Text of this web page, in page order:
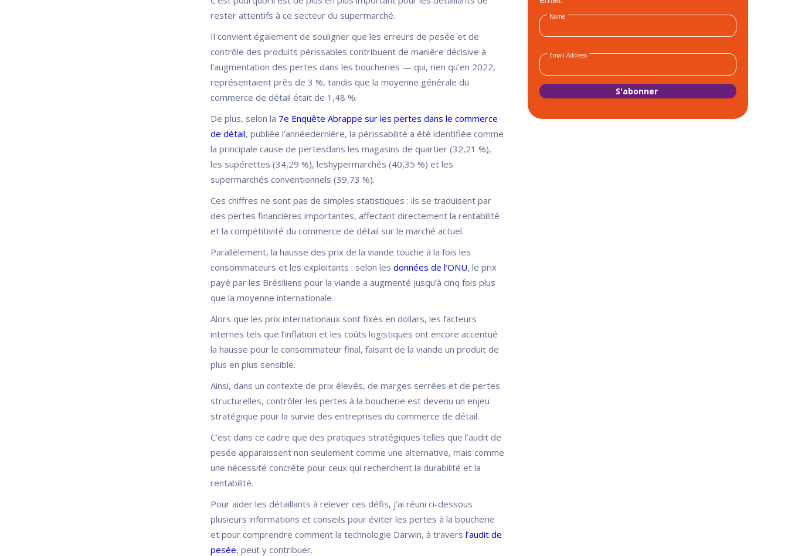
rester attentifs à ce secteur du supermarché.
Il convient également de souligner que les erreurs de pesée et de
contrôle des produits périssables contribuent de manière décisive à
l’augmentation des pertes dans les boucheries — qui, rien qu’en 2022,
représentaient près de 3 %, tandis que la moyenne générale du
commerce de détail était de 1,48 %.
De plus, selon la 7e Enquête Abrappe sur les pertes dans le commerce
de détail, publiée l’annéedernière, la périssabilité a été identifiée comme
la principale cause de pertesdans les magasins de quartier (32,21 %),
les supérettes (34,29 %), leshypermarchés (40,35 %) et les
supermarchés conventionnels (39,73 %).
Ces chiffres ne sont pas de simples statistiques : ils se traduisent par
des pertes financières importantes, affectant directement la rentabilité
et la compétitivité du commerce de détail sur le marché actuel.
Parallèlement, la hausse des prix de la viande touche à la fois les
consommateurs et les exploitants : selon les données de l’ONU, le prix
payé par les Brésiliens pour la viande a augmenté jusqu’à cinq fois plus
que la moyenne internationale.
Alors que les prix internationaux sont fixés en dollars, les facteurs
internes tels que l’inflation et les coûts logistiques ont encore accentué
la hausse pour le consommateur final, faisant de la viande un produit de
plus en plus sensible.
Ainsi, dans un contexte de prix élevés, de marges serrées et de pertes
structurelles, contrôler les pertes à la boucherie est devenu un enjeu
stratégique pour la survie des entreprises du commerce de détail.
C’est dans ce cadre que des pratiques stratégiques telles que l’audit de
pesée apparaissent non seulement comme une alternative, mais comme
une nécessité concrète pour ceux qui recherchent la durabilité et la
rentabilité.
Pour aider les détaillants à relever ces défis, j’ai réuni ci-dessous
plusieurs informations et conseils pour éviter les pertes à la boucherie
et pour comprendre comment la technologie Darwin, à travers l’audit de
pesée, peut y contribuer.
Name
Email Address